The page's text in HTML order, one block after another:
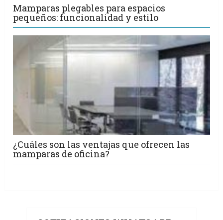
Mamparas plegables para espacios
pequeños: funcionalidad y estilo
¿Cuáles son las ventajas que ofrecen las
mamparas de oficina?